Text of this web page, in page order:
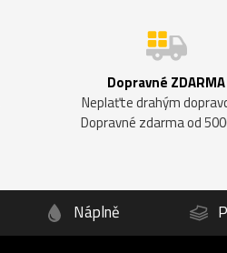
Dopravné ZDARMA
Neplaťte drahým
Dopravné zdarma od
Náplně